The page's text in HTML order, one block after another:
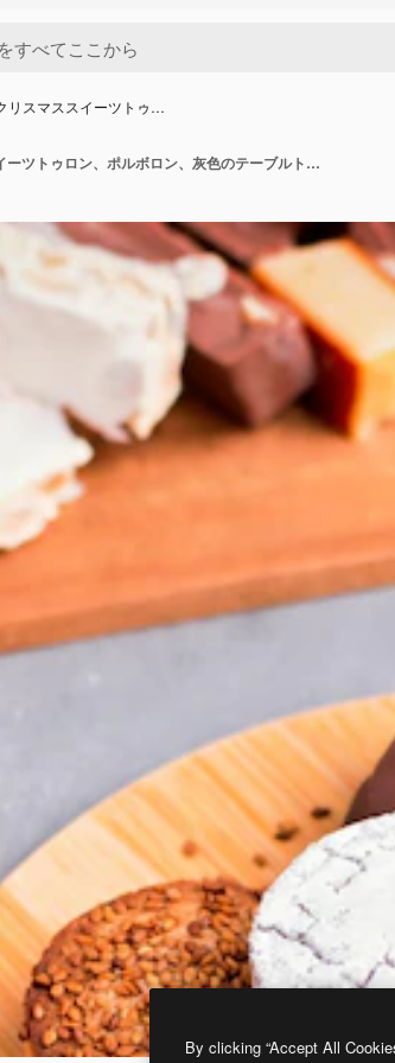
リスマススイーツトゥ…
伝統的なスペインのクリスマススイーツトゥロン、ポルボロン、灰色のテーブルトップにクリスマスの装飾が施されたマンテカード
By clicking “Accept All